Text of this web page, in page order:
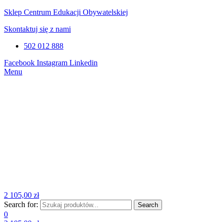
Sklep Centrum Edukacji Obywatelskiej
Skontaktuj się z nami
502 012 888
Facebook Instagram Linkedin
Menu
2 105,00 zł
Search for:
Search
0